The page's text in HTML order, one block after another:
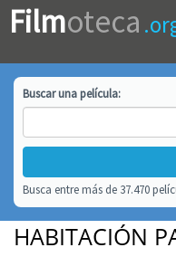
Filmoteca
Buscar unapelícula:
Busca entre más de 37.470
HABITACIÓN